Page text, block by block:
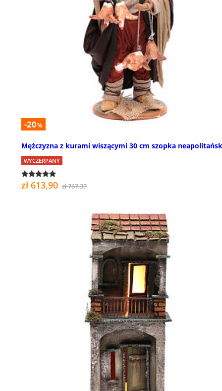
-20%
Mężczyzna z kurami wiszącymi 30 cm szopka
WYCZERPANY
zł 613,90 zł 767,37